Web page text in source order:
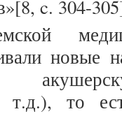
c. 304-
т.д.), то